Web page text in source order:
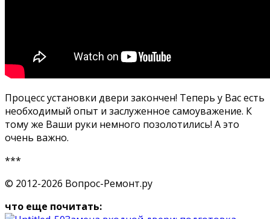
Процесс установки двери закончен! Теперь у Вас есть
необходимый опыт и заслуженное самоуважение. К
тому же Ваши руки немного позолотились! А это
очень важно.
***
© 2012-2026 Вопрос-Ремонт.ру
что еще почитать: